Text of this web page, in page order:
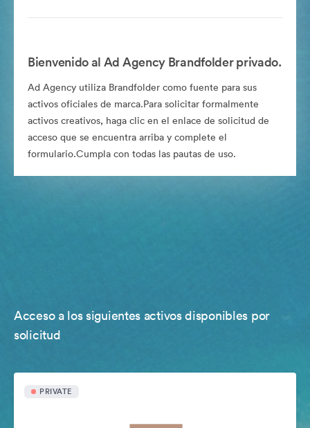
Bienvenido al Ad Agency Brandfolder privado.
Ad Agency utiliza Brandfolder como fuente para sus
activos oficiales de marca.Para solicitar formalmente
activos creativos, haga clic en el enlace de solicitud de
acceso que se encuentra arriba y complete el
formulario.Cumpla con todas las pautas de uso.
Acceso a los siguientes activos disponibles por
solicitud
PRIVATE